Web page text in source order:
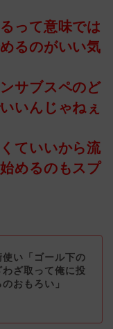
って意味では
るのがいい気
サブスペのど
いんじゃねぇ
ていいから流
めるのもスプ
使い「ゴール下の
ざ取って俺に投
おもろい」